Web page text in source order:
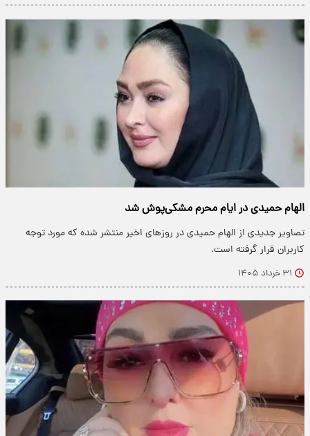
الهام حمیدی در ایام محرم مشکی‌پوش شد
تصاویر جدیدی از الهام حمیدی در روزهای اخیر منتشر شده که مورد توجه
کاربران قرار گرفته است.
۳۱ خرداد ۱۴۰۵